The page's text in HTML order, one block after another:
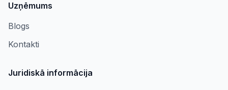
Uzņēmums
Blogs
Kontakti
Juridiskā informācija